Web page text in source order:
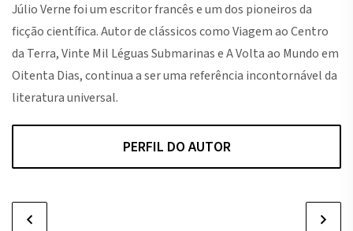
Júlio Verne foi um escritor francês e um dos pioneiros da
ficção científica. Autor de clássicos como Viagem ao Centro
da Terra, Vinte Mil Léguas Submarinas e A Volta ao Mundo em
Oitenta Dias, continua a ser uma referência incontornável da
literatura universal.
PERFIL DO AUTOR